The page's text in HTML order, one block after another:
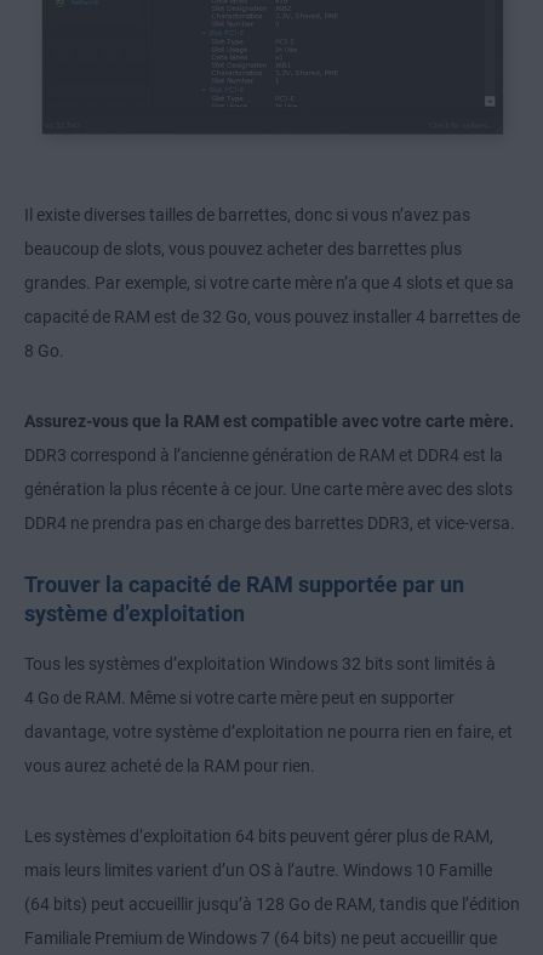
Il existe diverses tailles de barrettes, donc si vous n’avez pas
beaucoup de slots, vous pouvez acheter des barrettes plus
grandes. Par exemple, si votre carte mère n’a que 4 slots et que sa
capacité de RAM est de 32 Go, vous pouvez installer 4 barrettes de
8 Go.
Assurez-vous que la RAM est compatible avec votre carte mère.
DDR3 correspond à l’ancienne génération de RAM et DDR4 est la
génération la plus récente à ce jour. Une carte mère avec des slots
DDR4 ne prendra pas en charge des barrettes DDR3, et vice-versa.
Trouver la capacité de RAM supportée par un
système d’exploitation
Tous les systèmes d’exploitation Windows 32 bits sont limités à
4 Go de RAM. Même si votre carte mère peut en supporter
davantage, votre système d’exploitation ne pourra rien en faire, et
vous aurez acheté de la RAM pour rien.
Les systèmes d’exploitation 64 bits peuvent gérer plus de RAM,
mais leurs limites varient d’un OS à l’autre. Windows 10 Famille
(64 bits) peut accueillir jusqu’à 128 Go de RAM, tandis que l’édition
Familiale Premium de Windows 7 (64 bits) ne peut accueillir que